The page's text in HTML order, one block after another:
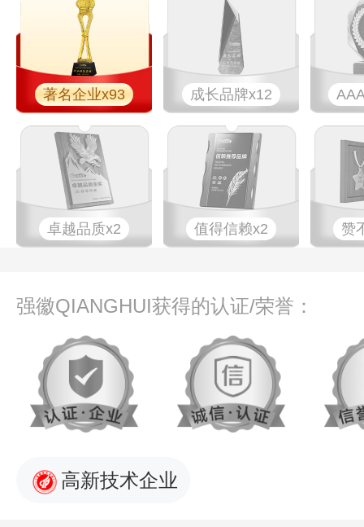
著名企业x93 成长品牌x12
卓越品质x2 值得信赖x2 赞
强徽QIANGHUI获得的认证/荣誉：
高新技术企业